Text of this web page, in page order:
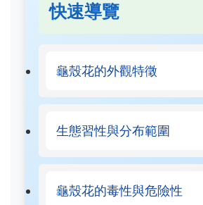
快速導覽
龜殼花的外觀特徵
生態習性與分布範圍
龜殼花的毒性與危險性